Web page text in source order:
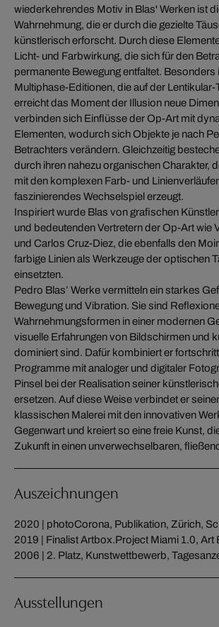
wiederkehrendes Motiv in Blas' Werken ist
Wahrnehmung, die er durch die gezielte
künstlerisch erforscht. Durch diese
Licht- und Farbwirkung, die sich für den
permanente Bewegung entfaltet. Besonders
Multiphase-Editionen, die auf der Lentikular-
erreicht das Moment der Illusion neue
verbinden sich Einflüsse der Op-Art mit
Elementen, wodurch sich Objekte je nach
Betrachters verändern. Gleichzeitig
durch ihren nahezu organischen Charakter,
mit den komplexen Farb- und
faszinierendes Wechselspiel erzeugt.
Inspiriert wurde Blas von grafischen
und bedeutenden Vertretern der Op-Art wie
und Carlos Cruz-Diez, die ebenfalls den
farbige Linien als Werkzeuge der optischen
einsetzten.
Pedro Blas’ Werke vermitteln ein starkes
Bewegung und Vibration. Sie sind
Wahrnehmungsformen in einer modernen
visuelle Erfahrungen von Bildschirmen und
dominiert sind. Dafür kombiniert er
Programme mit analoger und digitaler
Pinsel bei der Realisation seiner
ersetzen. Auf diese Weise verbindet er
klassischen Malerei mit den innovativen
Gegenwart und kreiert so eine freie Kunst,
Zukunft in einen unverwechselbaren,
Auszeichnungen
2020 | photoCorona, Publikation, Zürich,
2019 | Finalist Artbox.Project Miami 1.0, Art
2006 | 2. Platz, Kunstwettbewerb,
Ausstellungen